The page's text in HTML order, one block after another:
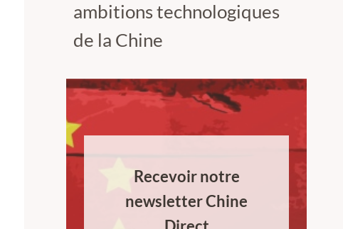
ambitions technologiques
de la Chine
Recevoir notre
newsletter Chine